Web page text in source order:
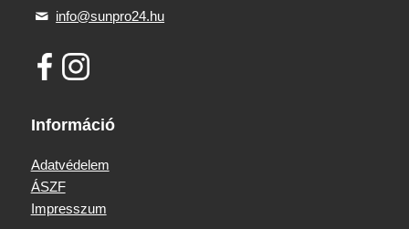
info@sunpro24.hu
Információ
Adatvédelem
ÁSZF
Impresszum